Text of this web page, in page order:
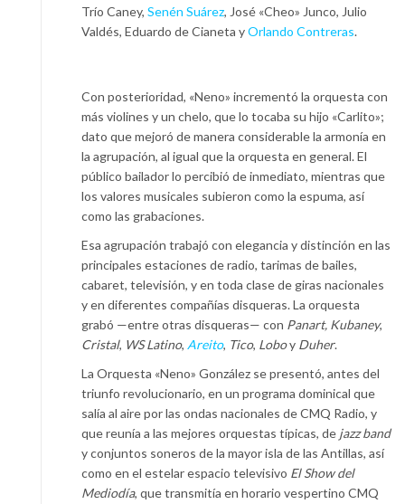
Trío Caney, Senén Suárez, José «Cheo» Junco, Julio
Valdés, Eduardo de Cianeta yOrlando Contreras.
Con posterioridad, «Neno» incrementó la orquesta con
más violines y un chelo, que lo tocaba su hijo «Carlito»;
dato que mejoró de manera considerable la armonía en
la agrupación, al igual que la orquesta en general. El
público bailador lo percibió de inmediato, mientras que
los valores musicales subieron como la espuma, así
como las grabaciones.
Esa agrupación trabajó con elegancia y distinción en las
principales estaciones de radio, tarimas de bailes,
cabaret, televisión, y en toda clase de giras nacionales
y en diferentes compañías disqueras. La orquesta
grabó —entre otras disqueras— con Panart, Kubaney,
Cristal, WS Latino, Areito, Tico, Loboy Duher.
La Orquesta «Neno» González se presentó, antes del
triunfo revolucionario, en un programa dominical que
salía al aire por las ondas nacionales de CMQ Radio, y
que reunía a las mejores orquestas típicas, de jazz band
y conjuntos soneros de la mayor isla de las Antillas, así
como en el estelar espacio televisivo El Show del
Mediodía, que transmitía en horario vespertino CMQ